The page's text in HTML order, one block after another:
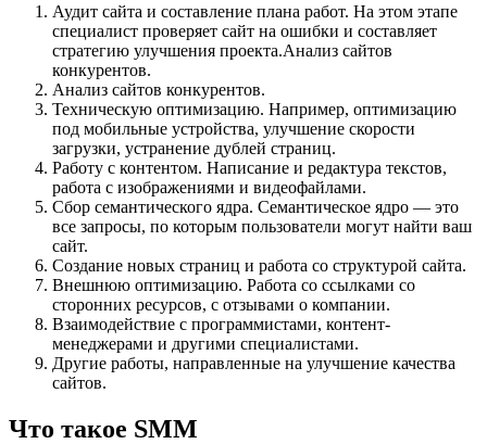
Аудит сайта и составление плана работ. На этом этапе
специалист проверяет сайт на ошибки и составляет
стратегию улучшения проекта.Анализ сайтов
конкурентов.
Анализ сайтов конкурентов.
Техническую оптимизацию. Например, оптимизацию
под мобильные устройства, улучшение скорости
загрузки, устранение дублей страниц.
Работу с контентом. Написание и редактура текстов,
работа с изображениями и видеофайлами.
Сбор семантического ядра. Семантическое ядро — это
все запросы, по которым пользователи могут найти ваш
сайт.
Создание новых страниц и работа со структурой сайта.
Внешнюю оптимизацию. Работа со ссылками со
сторонних ресурсов, с отзывами о компании.
Взаимодействие с программистами, контент-
менеджерами и другими специалистами.
Другие работы, направленные на улучшение качества
сайтов.
Что такое SMM